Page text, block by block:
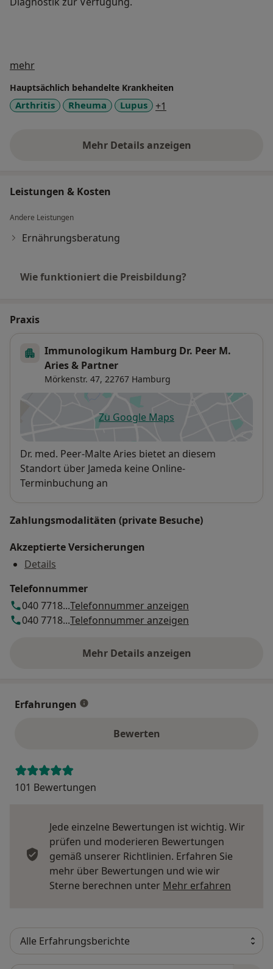
mehrÜber mich
Hauptsächlich behandelte Krankheiten
Arthritis Rheuma Lupus +1
Mehr Details anzeigen
über Erfahrungen
Leistungen & Kosten
Andere Leistungen
Ernährungsberatung
Wie funktioniert die Preisbildung?
Praxis
Immunologikum Hamburg Dr. Peer M.
Aries & Partner
Mörkenstr. 47, 22767 Hamburg
Zu Google Mapsöffnet in einer neuen
Verfügbarkeit
Dr. med. Peer-Malte Aries bietet an diesem
Standort über Jameda keine Online-
Terminbuchung an
Zahlungsmodalitäten (private Besuche)
Akzeptierte Versicherungen
Details
Telefonnummer
040 7718...Telefonnummer anzeigen
040 7718...Telefonnummer anzeigen
Mehr Details anzeigen
über die Adresse
Erfahrungen
Bewerten
101 Bewertungen
Jede einzelne Bewertungen ist wichtig. Wir
prüfen und moderieren Bewertungen
gemäß unserer Richtlinien. Erfahren Sie
mehr über Bewertungen und wie wir
Sterne berechnen unter Mehr erfahren